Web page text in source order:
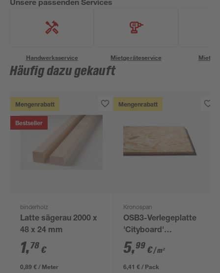
Handwerksservice Mietgeräteservice
Häufig dazu gekauft
Mengenrabatt
Bestseller
binderholz
Latte sägerau 2000 x
48 x 24 mm
1,78 €
0,89 € / Meter
Mengenrabatt
Kronospan
OSB3-Verlegeplatte
'Cityboard'
ungeschliffen 1690 x
634 x 12 mm
5,99 €/ m²
6,41 € / Pack